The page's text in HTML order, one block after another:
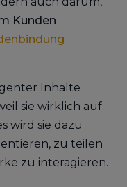
Kunden
Inhalte
sie wirklich auf
wird sie dazu
zu teilen
zu interagieren.